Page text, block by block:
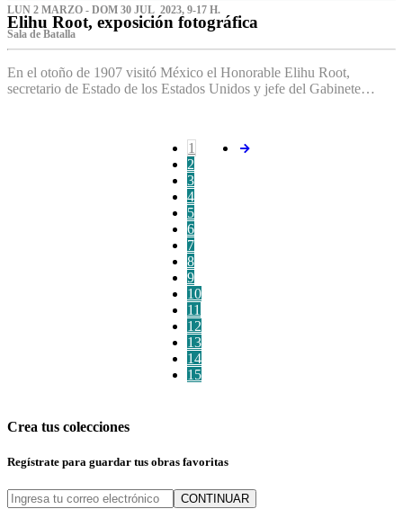
LUN 2 MARZO - DOM 30 JUL 2023, 9-17 H.
Elihu Root, exposición fotográfica
Sala de Batalla
En el otoño de 1907 visitó México el Honorable Elihu Root,
secretario de Estado de los Estados Unidos y jefe del Gabinete…
1
2
3
4
5
6
7
8
9
10
11
12
13
14
15
Crea tus colecciones
Regístrate para guardar tus obras favoritas
CONTINUAR